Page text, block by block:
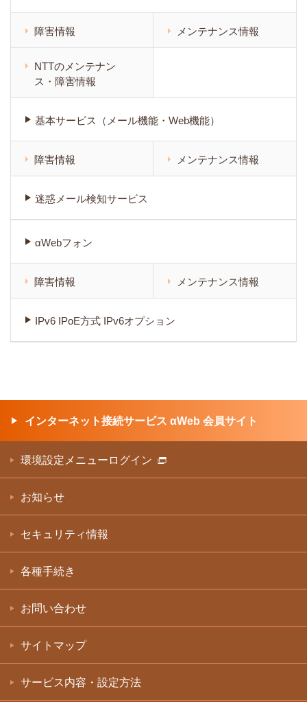
障害情報 メンテナンス情報
NTTのメンテナン
ス・障害情報
基本サービス（メール機能・Web機能）
障害情報 メンテナンス情報
迷惑メール検知サービス
αWebフォン
障害情報 メンテナンス情報
IPv6 IPoE方式 IPv6オプション
インターネット接続サービス αWeb 会員サイト
環境設定メニューログイン
お知らせ
セキュリティ情報
各種手続き
お問い合わせ
サイトマップ
サービス内容・設定方法